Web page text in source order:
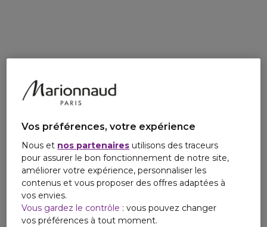
pochette chic.
Veuillez noter que ce produit ne convient pas aux boucleurs
Vos préférences, votre expérience
Nous et nos partenaires utilisons des traceurs
pour assurer le bon fonctionnement de notre site,
améliorer votre expérience, personnaliser les
contenus et vous proposer des offres adaptées à
vos envies.
Vous gardez le contrôle : vous pouvez changer
vos préférences à tout moment.